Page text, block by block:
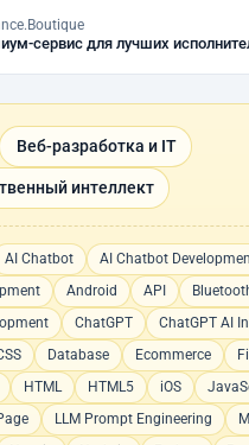
сервис для лучших
Веб-разработка и IT
интеллект
AI Chatbot AI Chatbot
Android API
ChatGPT
ChatGPT AI
Database Ecommerce
HTML HTML5 iOS
LLM Prompt Engineering